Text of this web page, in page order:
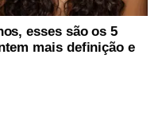
esses são os 5
mais definição e